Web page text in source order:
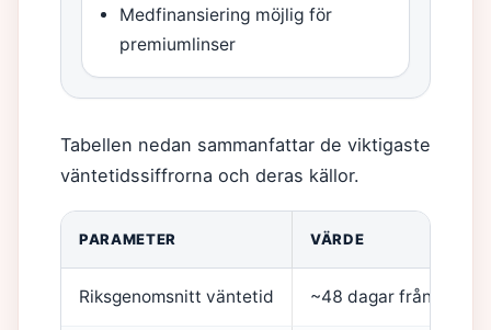
Medfinansiering möjlig för
premiumlinser
Tabellen nedan sammanfattar de viktigaste
väntetidssiffrorna och deras källor.
PARAMETER VÄRDE
Riksgenomsnitt väntetid ~48 dagar från beslut